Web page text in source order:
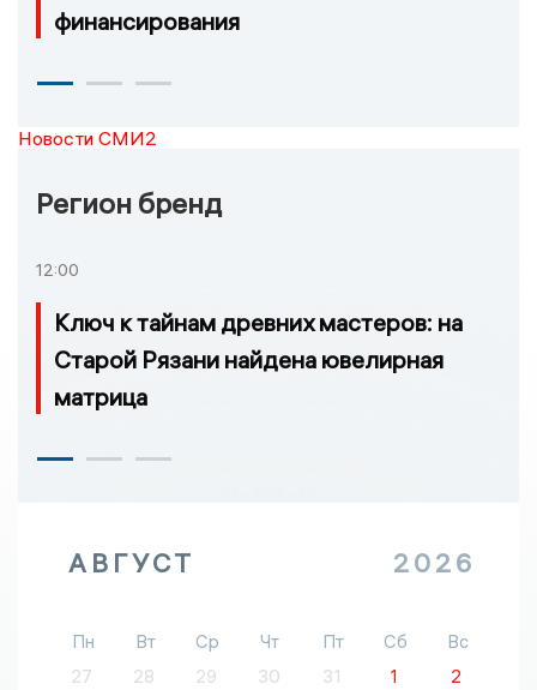
финансирования
Новости СМИ2
Регион бренд
12:00
Ключ к тайнам древних мастеров: на
Старой Рязани найдена ювелирная
матрица
АВГУСТ 2026
Пн Вт Ср Чт Пт Сб
Вс
27
28 29 30 31 1
2